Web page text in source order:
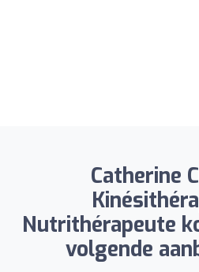
Catherine
Nutrithérapeute
volgende